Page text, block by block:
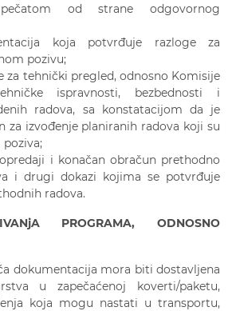
od strane odgovornog
koja potvrđuje razloge za
pozivu;
za tehnički pregled, odnosno Komisije
ispravnosti, bezbednosti i
radova, sa konstatacijom da je
za izvođenje planiranih radova koji su
i konačan obračun prethodno
i drugi dokazi kojima se potvrđuje
radova.
PROGRAMA, ODNOSNO
dokumentacija mora biti dostavljena
u zapečaćenoj koverti/paketu,
koja mogu nastati u transportu,